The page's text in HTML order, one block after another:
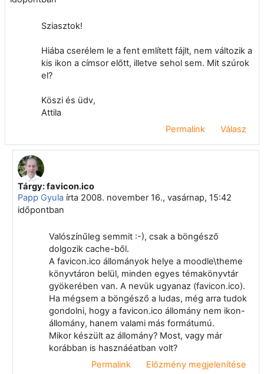
Sziasztok!
Hiába cserélem le a fent említett fájlt, nem változik a
kis ikon a címsor előtt, illetve sehol sem. Mit szúrok
el?
Köszi és üdv,
Attila
Permalink
Válasz
Válasz erre: Törölt felhasználó
Tárgy: favicon.ico
Papp Gyulaírta 2008. november 16., vasárnap, 15:42
időpontban
Valószínűleg semmit :-), csak a böngésző
dolgozik cache-ből.
A favicon.ico állományok helye a moodle\theme
könyvtáron belül, minden egyes témakönyvtár
gyökerében van. A nevük ugyanaz (favicon.ico).
Ha mégsem a böngésző a ludas, még arra tudok
gondolni, hogy a favicon.ico állomány nem ikon-
állomány, hanem valami más formátumú.
Mikor készült az állomány? Most, vagy már
korábban is hasznáéatban volt?
Permalink
Előzmény megjelenítése